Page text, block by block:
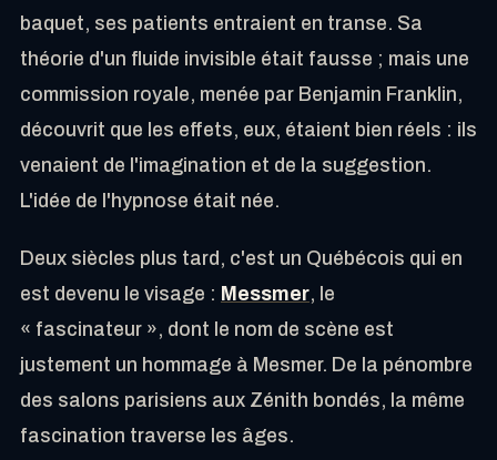
baquet, ses patients entraient en transe. Sa
théorie d'un fluide invisible était fausse ; mais une
commission royale, menée par Benjamin Franklin,
découvrit que les effets, eux, étaient bien réels : ils
venaient de l'imagination et de la suggestion.
L'idée de l'hypnose était née.
Deux siècles plus tard, c'est un Québécois qui en
est devenu le visage : Messmer, le
« fascinateur », dont le nom de scène est
justement un hommage à Mesmer. De la pénombre
des salons parisiens aux Zénith bondés, la même
fascination traverse les âges.